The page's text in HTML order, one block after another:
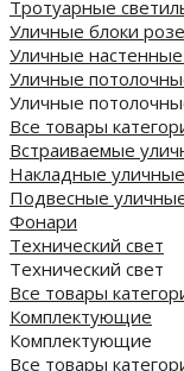
Тротуарные
Уличные блоки
Уличные
Уличные
Уличные
Все товары
Встраиваемые
Накладные
Подвесные
Фонари
Технический свет
Технический свет
Все товары
Комплектующие
Комплектующие
Все товары